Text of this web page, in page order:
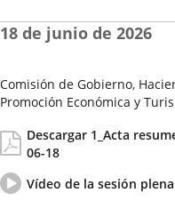
Comisión de Gobierno,
Promoción Económica y
de
la
Sesión
18 de junio de 2026
Descargar 1_Acta
06-18
Vídeo
del
Vídeo de la sesión